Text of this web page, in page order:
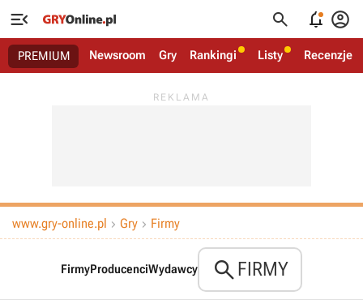
   
PREMIUM Newsroom Gry Rankingi Listy Recenzje
www.gry-online.pl  Gry  Firmy
FirmyProducenciWydawcy FIRMY